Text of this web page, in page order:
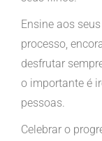
Ensine aos
processo,
desfrutar
o importante é
pessoas.
Celebrar o